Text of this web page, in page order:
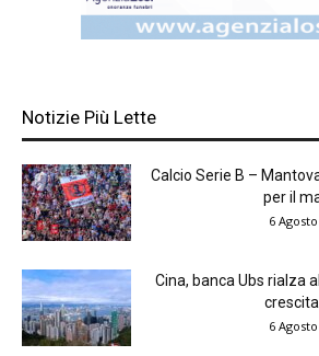
Notizie Più Lette
Calcio Serie B –
per il
6
Cina, banca Ubs rialza
crescita
6